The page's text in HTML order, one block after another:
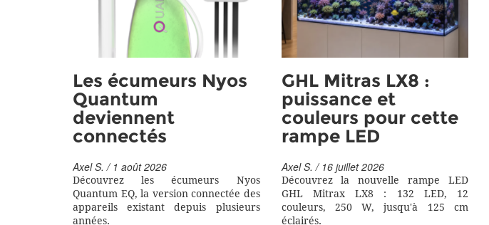
Les écumeurs Nyos
Quantum
deviennent
connectés
Axel S. / 1 août 2026
Découvrez les écumeurs Nyos
Quantum EQ, la version connectée des
appareils existant depuis plusieurs
années.
GHL Mitras LX8 :
puissance et
couleurs pour cette
rampe LED
Axel S. / 16 juillet 2026
Découvrez la nouvelle rampe LED
GHL Mitrax LX8 : 132 LED, 12
couleurs, 250 W, jusqu'à 125 cm
éclairés.